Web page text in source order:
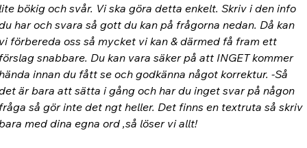
bökig och svår. Vi ska göra detta enkelt. Skriv i den info
har och svara så gott du kan på frågorna nedan. Då kan
förbereda oss så mycket vi kan & därmed få fram ett
snabbare. Du kan vara säker på att INGET kommer
innan du fått se och godkänna något korrektur. -Så
är bara att sätta i gång och har du inget svar på någon
så gör inte det ngt heller. Det finns en textruta så skriv
med dina egna ord ,så löser vi allt!